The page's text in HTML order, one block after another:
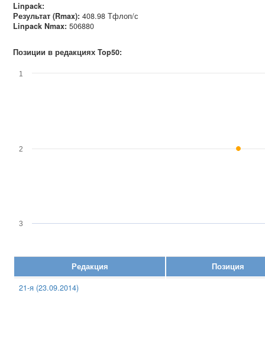
Linpack:
Результат (Rmax): 408.98 Тфлоп/с
Linpack Nmax: 506880
Позиции в редакциях Top50:
1
2
3
Редакция
Позиция
21-я (23.09.2014)